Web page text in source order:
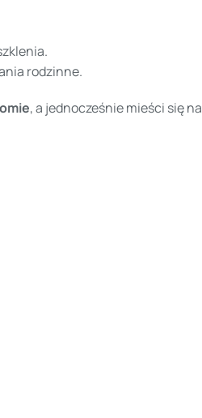
rodzinne.
, a jednocześnie mieści się na